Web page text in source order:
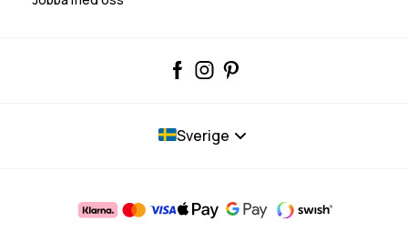
Sverige